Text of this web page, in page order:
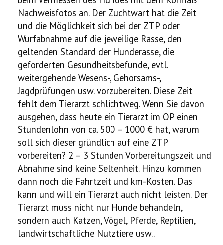
Nachweisfotos an. Der Zuchtwart hat die Zeit
und die Möglichkeit sich bei der ZTP oder
Wurfabnahme auf die jeweilige Rasse, den
geltenden Standard der Hunderasse, die
geforderten Gesundheitsbefunde, evtl.
weitergehende Wesens-, Gehorsams-,
Jagdprüfungen usw. vorzubereiten. Diese Zeit
fehlt dem Tierarzt schlichtweg. Wenn Sie davon
ausgehen, dass heute ein Tierarzt im OP einen
Stundenlohn von ca. 500 – 1000 € hat, warum
soll sich dieser gründlich auf eine ZTP
vorbereiten? 2 – 3 Stunden Vorbereitungszeit und
Abnahme sind keine Seltenheit. Hinzu kommen
dann noch die Fahrtzeit und km-Kosten. Das
kann und will ein Tierarzt auch nicht leisten. Der
Tierarzt muss nicht nur Hunde behandeln,
sondern auch Katzen, Vögel, Pferde, Reptilien,
landwirtschaftliche Nutztiere usw..